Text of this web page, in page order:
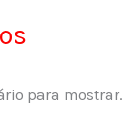
para mostrar.